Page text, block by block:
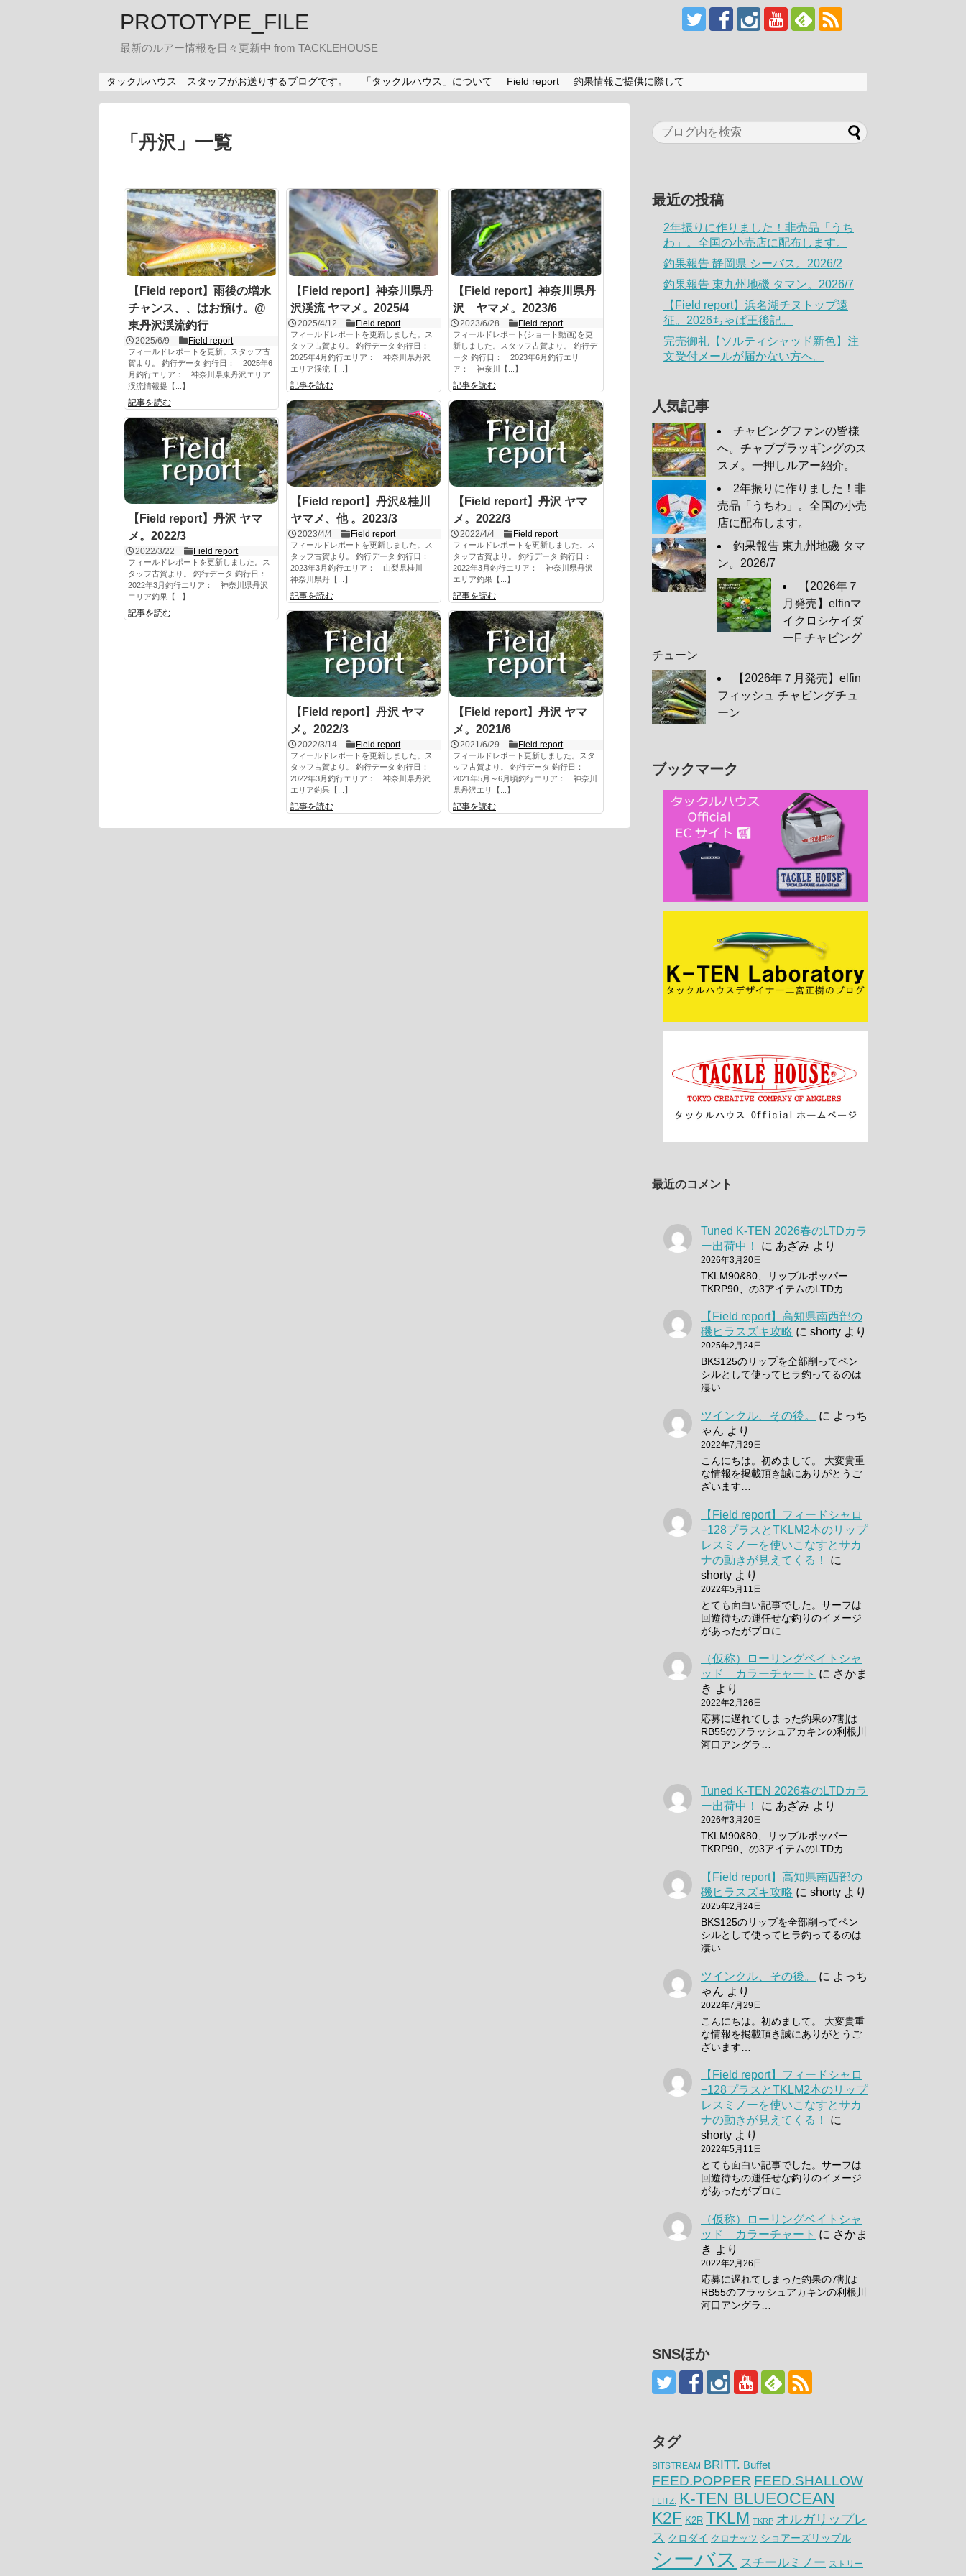
PROTOTYPE_FILE
最新のルアー情報を日々更新中 from TACKLEHOUSE
タックルハウス スタッフがお送りするブログです。 「タックルハウス」について Field report 釣果情報ご提供に際して
「 丹沢 」 一覧
【Field report】雨後の増水
チャンス、、はお預け。@
東丹沢渓流釣行
2025/6/9 Field report
フィールドレポートを更新。スタッフ古
賀より。 釣行データ 釣行日： 2025年6
月釣行エリア： 神奈川県東丹沢エリア
渓流情報提【...】
記事を読む
【Field report】神奈川県丹
沢渓流 ヤマメ。2025/4
2025/4/12 Field report
フィールドレポートを更新しました。ス
タッフ古賀より。 釣行データ 釣行日：
2025年4月釣行エリア： 神奈川県丹沢
エリア渓流【...】
記事を読む
【Field report】神奈川県丹
沢 ヤマメ。2023/6
2023/6/28 Field report
フィールドレポート(ショート動画)を更
新しました。スタッフ古賀より。 釣行デ
ータ 釣行日： 2023年6月釣行エリ
ア： 神奈川【...】
記事を読む
【Field report】丹沢&桂川
ヤマメ、他 。2023/3
2023/4/4 Field report
フィールドレポートを更新しました。ス
タッフ古賀より。 釣行データ 釣行日：
2023年3月釣行エリア： 山梨県桂川
神奈川県丹【...】
記事を読む
【Field report】丹沢 ヤマ
メ。2022/3
2022/4/4 Field report
フィールドレポートを更新しました。ス
タッフ古賀より。 釣行データ 釣行日：
2022年3月釣行エリア： 神奈川県丹沢
エリア釣果【...】
記事を読む
【Field report】丹沢 ヤマ
メ。2022/3
2022/3/22 Field report
フィールドレポートを更新しました。ス
タッフ古賀より。 釣行データ 釣行日：
2022年3月釣行エリア： 神奈川県丹沢
エリア釣果【...】
記事を読む
【Field report】丹沢 ヤマ
メ。2022/3
2022/3/14 Field report
フィールドレポートを更新しました。ス
タッフ古賀より。 釣行データ 釣行日：
2022年3月釣行エリア： 神奈川県丹沢
エリア釣果【...】
記事を読む
【Field report】丹沢 ヤマ
メ。2021/6
2021/6/29 Field report
フィールドレポート更新しました。スタ
ッフ古賀より。 釣行データ 釣行日：
2021年5月～6月頃釣行エリア： 神奈川
県丹沢エリ【...】
記事を読む
最近の投稿
2年振りに作りました！非売品「うち
わ」。全国の小売店に配布します。
釣果報告 静岡県 シーバス。2026/2
釣果報告 東九州地磯 タマン。2026/7
【Field report】浜名湖チヌトップ遠
征。2026ちゃぱ王後記。
完売御礼【ソルティシャッド新色】注
文受付メールが届かない方へ。
人気記事
チャビングファンの皆様
へ。チャブプラッギングのス
スメ。一押しルアー紹介。
2年振りに作りました！非
売品「うちわ」。全国の小売
店に配布します。
釣果報告 東九州地磯 タマ
ン。2026/7
【2026年７
月発売】elfinマ
イクロシケイダ
ーF チャビング
チューン
【2026年７月発売】elfin
フィッシュ チャビングチュ
ーン
ブックマーク
最近のコメント
Tuned K-TEN 2026春のLTDカラ
ー出荷中！
に あざみ より
2026年3月20日
TKLM90&80、リップルポッパー
TKRP90、の3アイテムのLTDカ…
【Field report】高知県南西部の
磯ヒラスズキ攻略 に shorty より
2025年2月24日
BKS125のリップを全部削ってペン
シルとして使ってヒラ釣ってるのは
凄い
ツインクル、その後。 に よっち
ゃん より
2022年7月29日
こんにちは。初めまして。 大変貴重
な情報を掲載頂き誠にありがとうご
ざいます…
【Field report】フィードシャロ
−128プラスとTKLM2本のリップ
レスミノーを使いこなすとサカ
ナの動きが見えてくる！
に
shorty より
2022年5月11日
とても面白い記事でした。サーフは
回遊待ちの運任せな釣りのイメージ
があったがプロに…
（仮称）ローリングベイトシャ
ッド カラーチャート に さかま
き より
2022年2月26日
応募に遅れてしまった釣果の7割は
RB55のフラッシュアカキンの利根川
河口アングラ…
Tuned K-TEN 2026春のLTDカラ
ー出荷中！
に あざみ より
2026年3月20日
TKLM90&80、リップルポッパー
TKRP90、の3アイテムのLTDカ…
【Field report】高知県南西部の
磯ヒラスズキ攻略 に shorty より
2025年2月24日
BKS125のリップを全部削ってペン
シルとして使ってヒラ釣ってるのは
凄い
ツインクル、その後。 に よっち
ゃん より
2022年7月29日
こんにちは。初めまして。 大変貴重
な情報を掲載頂き誠にありがとうご
ざいます…
【Field report】フィードシャロ
−128プラスとTKLM2本のリップ
レスミノーを使いこなすとサカ
ナの動きが見えてくる！
に
shorty より
2022年5月11日
とても面白い記事でした。サーフは
回遊待ちの運任せな釣りのイメージ
があったがプロに…
（仮称）ローリングベイトシャ
ッド カラーチャート に さかま
き より
2022年2月26日
応募に遅れてしまった釣果の7割は
RB55のフラッシュアカキンの利根川
河口アングラ…
SNSほか
タグ
BITSTREAM BRITT. Buffet
FEED.POPPER FEED.SHALLOW
FLITZ. K-TEN BLUEOCEAN
K2F K2R TKLM TKRP オルガリップレ
ス クロダイ クロナッツ ショアーズリップル
シーバス スチールミノー ストリー